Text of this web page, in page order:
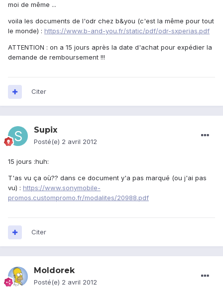
moi de même ...
voila les documents de l'odr chez b&you (c'est la même pour tout
le monde) : https://www.b-and-you.fr/static/pdf/odr-sxperias.pdf
ATTENTION : on a 15 jours après la date d'achat pour expédier la
demande de remboursement !!!
Citer
Supix
Posté(e) 2 avril 2012
15 jours :huh:
T'as vu ça où?? dans ce document y'a pas marqué (ou j'ai pas
vu) : https://www.sonymobile-
promos.custompromo.fr/modalites/20988.pdf
Citer
Moldorek
Posté(e) 2 avril 2012